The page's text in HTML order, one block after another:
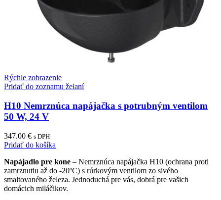
Rýchle zobrazenie
Pridať do zoznamu želaní
H10 Nemrznúca napájačka s potrubným ventilom
50 W, 24 V
347.00 € s DPH
Pridať do košíka
Napájadlo pre kone – Nemrznúca napájačka H10 (ochrana proti
zamrznutiu až do -20ºC) s rúrkovým ventilom zo sivého
smaltovaného železa. Jednoduchá pre vás, dobrá pre vašich
domácich miláčikov.